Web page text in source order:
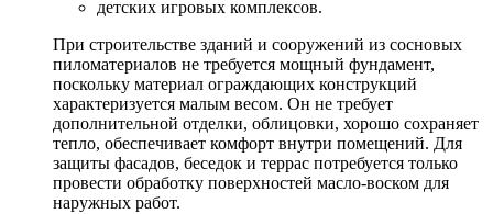
детских игровых комплексов.
При строительстве зданий и сооружений из сосновых
пиломатериалов не требуется мощный фундамент,
поскольку материал ограждающих конструкций
характеризуется малым весом. Он не требует
дополнительной отделки, облицовки, хорошо сохраняет
тепло, обеспечивает комфорт внутри помещений. Для
защиты фасадов, беседок и террас потребуется только
провести обработку поверхностей масло-воском для
наружных работ.